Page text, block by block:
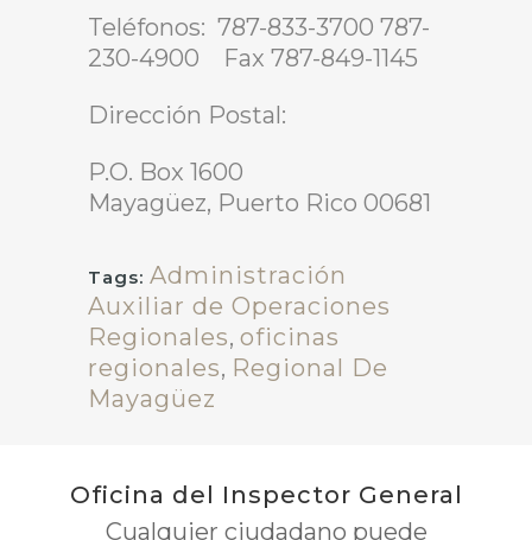
Teléfonos: 787-833-3700 787-
230-4900 Fax 787-849-1145
Dirección Postal:
P.O. Box 1600
Mayagüez, Puerto Rico 00681
Tags: Administración
Auxiliar de Operaciones
Regionales, oficinas
regionales, Regional De
Mayagüez
Oficina del Inspector General
Cualquier ciudadano puede